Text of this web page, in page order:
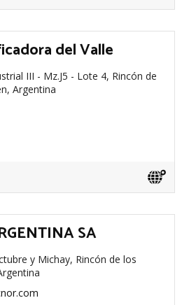
del Valle
III - Mz.J5 - Lote 4, Rincón de
Argentina
SA
y Michay, Rincón de los